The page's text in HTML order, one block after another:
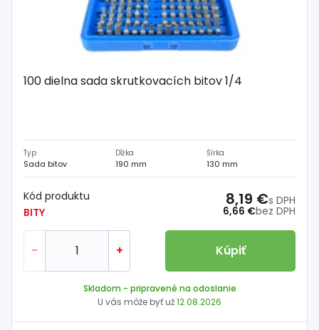
100 dielna sada skrutkovacích bitov 1/4
Typ
Sada bitov
Dĺžka
190 mm
Šírka
130 mm
Kód produktu
BITY
6,66 €bez DPH
8,19 €s DPH
- + Kúpiť
Skladom - pripravené na odoslanie
U vás môže byť už12.08.2026